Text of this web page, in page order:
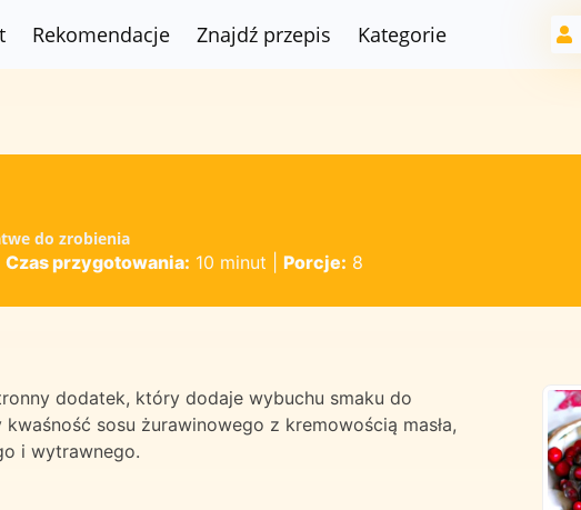
Rekomendacje Znajdź przepis Kategorie
do zrobienia
Czas przygotowania: 10 minut Porcje: 8
dodatek, który dodaje wybuchu smaku do
sosu żurawinowego z kremowością masła,
i wytrawnego.